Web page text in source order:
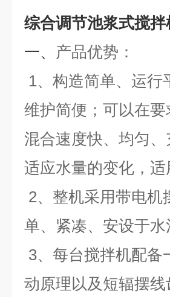
综合调节池浆式搅拌
一、 产品优势：
1、构造简单、运
维护简便；可以在
混合速度快、均匀
适应水量的变化，
2、整机采用带电机
单、紧凑、安设于
3、每台搅拌机配备
动原理以及短辐摆